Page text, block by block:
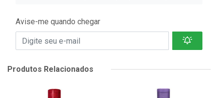
Avise-me quando chegar
Produtos Relacionados